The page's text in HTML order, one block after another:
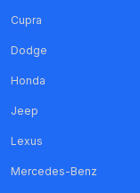
Cupra
Dodge
Honda
Jeep
Lexus
Mercedes-Benz